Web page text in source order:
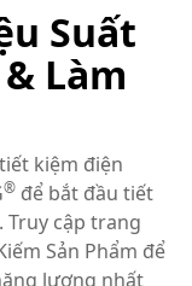
Suất
Làm
kiệm điện
® để bắt đầu tiết
Truy cập trang
Sản Phẩm để
lượng nhất